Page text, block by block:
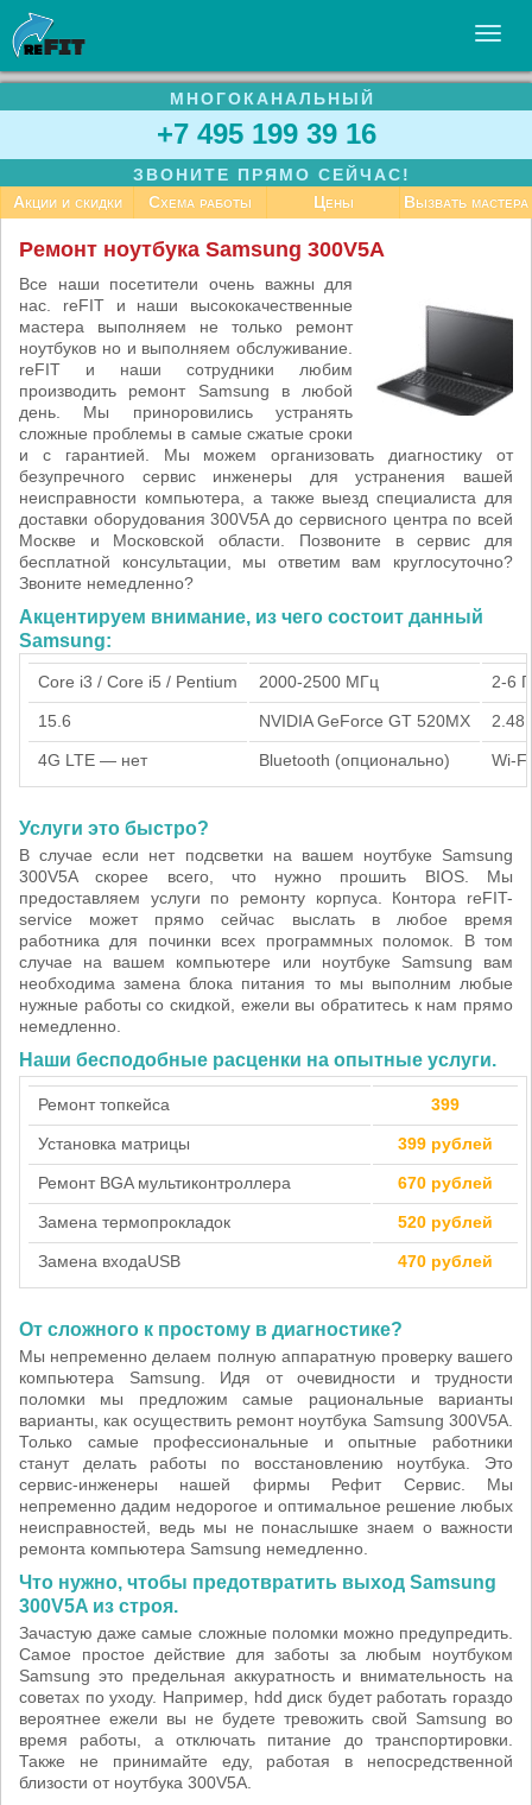
УСЛУГИ
БИЗНЕСУ
СТАТЬИ
МНОГОКАНАЛЬНЫЙ
+7 495 199 39 16
ЗВОНИТЕ ПРЯМО СЕЙЧАС!
Акции и скидки
Схема работы Цены Вызвать мастера
Ремонт ноутбука Samsung 300V5A
Все наши посетители очень важны для
нас. reFIT и наши высококачественные
мастера выполняем не только ремонт
ноутбуков но и выполняем обслуживание.
reFIT и наши сотрудники любим
производить ремонт Samsung в любой
день. Мы приноровились устранять
сложные проблемы в самые сжатые сроки
и с гарантией. Мы можем организовать диагностику от
безупречного сервис инженеры для устранения вашей
неисправности компьютера, а также выезд специалиста для
доставки оборудования 300V5A до сервисного центра по всей
Москве и Московской области. Позвоните в сервис для
бесплатной консультации, мы ответим вам круглосуточно?
Звоните немедленно?
Акцентируем внимание, из чего состоит данный
Samsung:
Core i3 / Core i5 / Pentium 2000-2500 МГц 2-6
15.6 NVIDIA GeForce GT 520MX 2.48
4G LTE — нет Bluetooth (опционально) Wi-Fi
Услуги это быстро?
В случае если нет подсветки на вашем ноутбуке Samsung
300V5A скорее всего, что нужно прошить BIOS. Мы
предоставляем услуги по ремонту корпуса. Контора reFIT-
service может прямо сейчас выслать в любое время
работника для починки всех программных поломок. В том
случае на вашем компьютере или ноутбуке Samsung вам
необходима замена блока питания то мы выполним любые
нужные работы со скидкой, ежели вы обратитесь к нам прямо
немедленно.
Наши бесподобные расценки на опытные услуги.
Ремонт топкейса 399
Установка матрицы 399 рублей
Ремонт BGA мультиконтроллера 670 рублей
Замена термопрокладок 520 рублей
Замена входаUSB 470 рублей
От сложного к простому в диагностике?
Мы непременно делаем полную аппаратную проверку вашего
компьютера Samsung. Идя от очевидности и трудности
поломки мы предложим самые рациональные варианты
варианты, как осуществить ремонт ноутбука Samsung 300V5A.
Только самые профессиональные и опытные работники
станут делать работы по восстановлению ноутбука. Это
сервис-инженеры нашей фирмы Рефит Сервис. Мы
непременно дадим недорогое и оптимальное решение любых
неисправностей, ведь мы не понаслышке знаем о важности
ремонта компьютера Samsung немедленно.
Что нужно, чтобы предотвратить выход Samsung
300V5A из строя.
Зачастую даже самые сложные поломки можно предупредить.
Самое простое действие для заботы за любым ноутбуком
Samsung это предельная аккуратность и внимательность на
советах по уходу. Например, hdd диск будет работать гораздо
вероятнее ежели вы не будете тревожить свой Samsung во
время работы, а отключать питание до транспортировки.
Также не принимайте еду, работая в непосредственной
близости от ноутбука 300V5A.